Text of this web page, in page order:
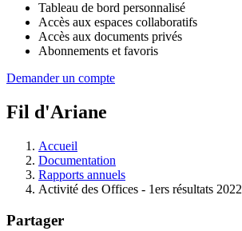
Tableau de bord personnalisé
Accès aux espaces collaboratifs
Accès aux documents privés
Abonnements et favoris
Demander un compte
Fil d'Ariane
Accueil
Documentation
Rapports annuels
Activité des Offices - 1ers résultats 2022
Partager